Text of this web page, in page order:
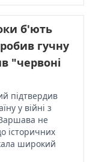
б'ють
гучну
"червоні
підтвердив
у війні з
не
історичних
широкий